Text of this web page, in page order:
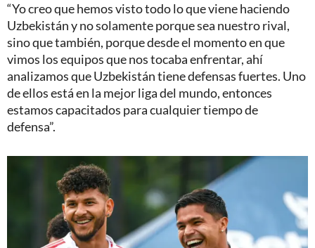
“Yo creo que hemos visto todo lo que viene haciendo
Uzbekistán y no solamente porque sea nuestro rival,
sino que también, porque desde el momento en que
vimos los equipos que nos tocaba enfrentar, ahí
analizamos que Uzbekistán tiene defensas fuertes. Uno
de ellos está en la mejor liga del mundo, entonces
estamos capacitados para cualquier tiempo de
defensa”.